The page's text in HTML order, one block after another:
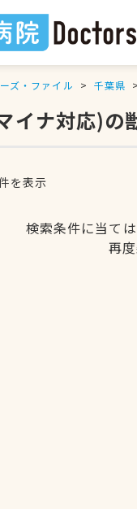
ズ・ファイル 千葉県
イナ対応)の
を表示
検索条件に当て
再